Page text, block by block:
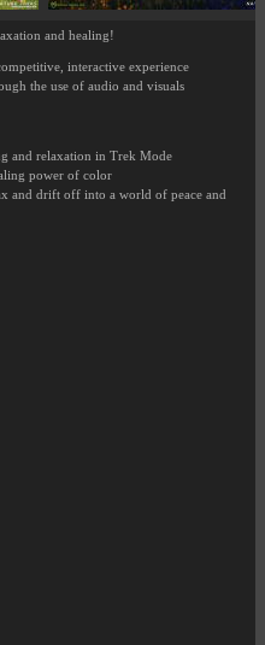
and healing!
interactive experience
the use of audio and visuals
and relaxation in Trek Mode
power of color
and drift off into a world of peace and